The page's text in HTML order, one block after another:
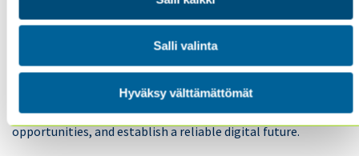
Salli valinta
Hyväksy välttämättömät
Looking ahead, this report is intended to be both a
internal audit professionals. It urges all of us to
enhance our preparedness, adjust our methodologies,
and actively contribute to Singapore’s goal of
leveraging AI to improve lives, generate economic
opportunities, and establish a reliable digital future.